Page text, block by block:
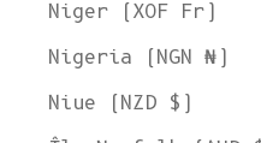
Niger (XOF Fr)
Nigeria (NGN ₦)
Niue (NZD $)